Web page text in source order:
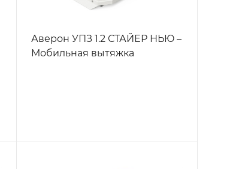
Аверон УПЗ 1.2 СТАЙЕР НЬЮ –
Мобильная вытяжка